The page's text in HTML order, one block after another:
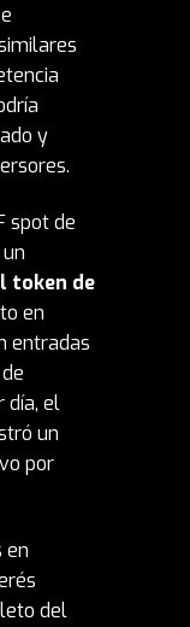
y
spot de
token de
en
entradas
día, el
un
por
en
del